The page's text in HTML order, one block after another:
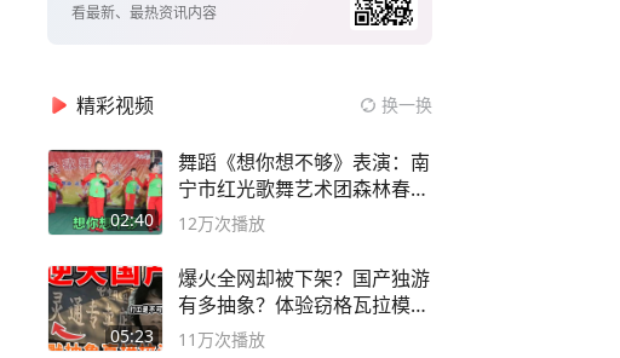
看最新、最热资讯内容
精彩视频 换一换
02:40
舞蹈《想你想不够》表演：南
宁市红光歌舞艺术团森林春红
舞蹈队。
12万次播放
05:23
爆火全网却被下架？国产独游
有多抽象？体验窃格瓦拉模拟
器！
11万次播放